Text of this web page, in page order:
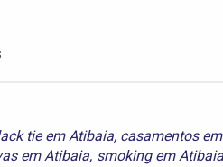
tie em Atibaia, casamentos
em Atibaia, smoking em Atibaia